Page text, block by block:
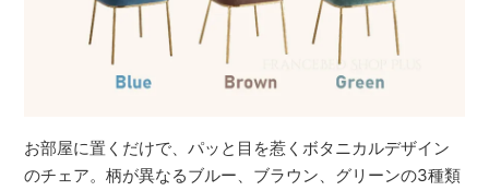
お部屋に置くだけで、パッと目を惹くボタニカルデザイン
のチェア。柄が異なるブルー、ブラウン、グリーンの3種類